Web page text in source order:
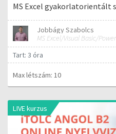
MS Excel gyakorlatorientált
Jobbágy Szabolcs
Tart: 3 óra
Max létszám: 10
LIVE kurzus